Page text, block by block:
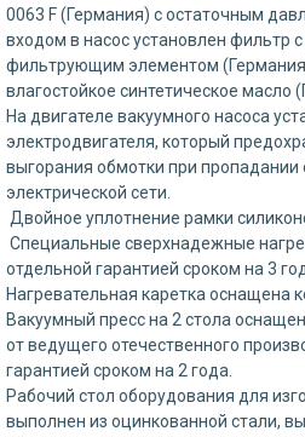
0063 F (Германия) с остаточным
входом в насос установлен фильтр
фильтрующим элементом
влагостойкое синтетическое масло
На двигателе вакуумного насоса
электродвигателя, который
выгорания обмотки при пропадании
электрической сети.
Двойное уплотнение рамки
Специальные сверхнадежные
отдельной гарантией сроком на 3
Нагревательная каретка оснащена
Вакуумный пресс на 2 стола
от ведущего отечественного
гарантией сроком на 2 года.
Рабочий стол оборудования для
выполнен из оцинкованной стали,